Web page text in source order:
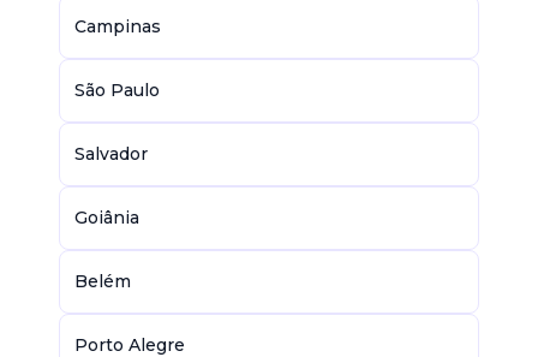
Campinas
São Paulo
Salvador
Goiânia
Belém
Porto Alegre